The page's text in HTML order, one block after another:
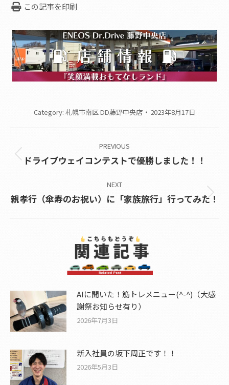
この記事を印刷
Category: 札幌市南区 DD藤野中央店 2023年8月17日
navigation
PREVIOUS
Previous
ドライブウェイコンテストで優勝しました！！
NEXT
Next
親孝行（傘寿のお祝い）に「家族旅行」行ってみた！
AIに聞いた！筋トレメニュー(^-^)（大感
謝祭お知らせ有り）
2026年7月3日
新入社員の坂下周正です！！
2026年5月3日